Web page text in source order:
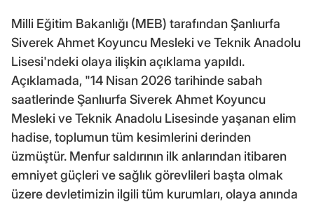
Milli Eğitim Bakanlığı (MEB) tarafından Şanlıurfa
Siverek Ahmet Koyuncu Mesleki ve Teknik Anadolu
Lisesi'ndeki olaya ilişkin açıklama yapıldı.
Açıklamada, "14 Nisan 2026 tarihinde sabah
saatlerinde Şanlıurfa Siverek Ahmet Koyuncu
Mesleki ve Teknik Anadolu Lisesinde yaşanan elim
hadise, toplumun tüm kesimlerini derinden
üzmüştür. Menfur saldırının ilk anlarından itibaren
emniyet güçleri ve sağlık görevlileri başta olmak
üzere devletimizin ilgili tüm kurumları, olaya anında